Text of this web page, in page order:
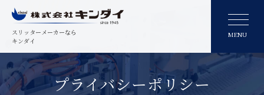
スリッターメーカーなら
キンダイ
MENU
プライバシーポリシー